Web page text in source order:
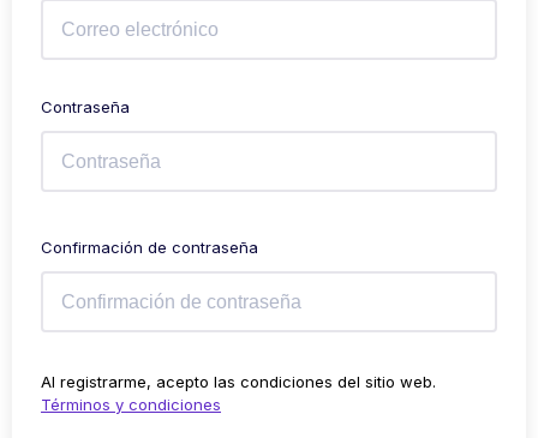
Contraseña
Confirmación de contraseña
Al registrarme, acepto las condiciones del sitio web.
Términos y condiciones